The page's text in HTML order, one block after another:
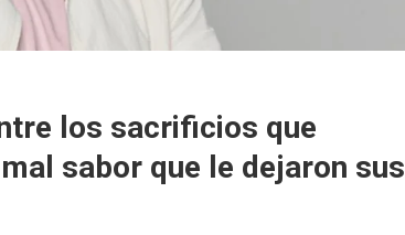
los sacrificios que
sabor que le dejaron sus